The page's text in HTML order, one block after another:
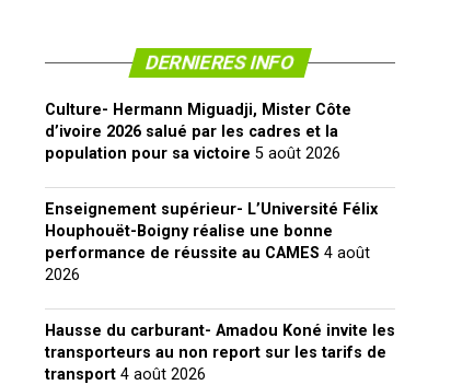
DERNIERES INFO
Culture- Hermann Miguadji, Mister Côte
d’ivoire 2026 salué par les cadres et la
population pour sa victoire 5 août 2026
Enseignement supérieur- L’Université Félix
Houphouët-Boigny réalise une bonne
performance de réussite au CAMES 4 août
2026
Hausse du carburant- Amadou Koné invite les
transporteurs au non report sur les tarifs de
transport 4 août 2026